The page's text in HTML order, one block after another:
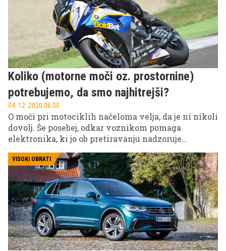
Koliko (motorne moči oz. prostornine)
potrebujemo, da smo najhitrejši?
04. 12. 2020 06.00
O moči pri motociklih načeloma velja, da je ni nikoli
dovolj. Še posebej, odkar voznikom pomaga
elektronika, ki jo ob pretiravanju nadzoruje
koliko moči potrebujemo in predvsem zmoremo
krotiti.
VISOKI OBRATI